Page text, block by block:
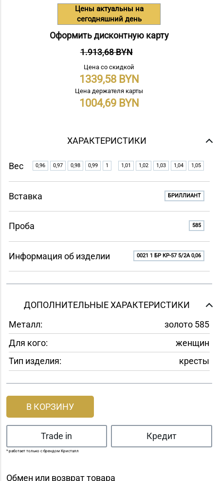
Цены актуальны на
сегодняшний день
Оформить дисконтную карту
1.913,68 BYN
Цена со скидкой
1339,58
Цена держателя карты
1004,69
ХАРАКТЕРИСТИКИ
Вес 0,96 0,97 0,98 0,99 1 1,01 1,02 1,03 1,04 1,05
Вставка БРИЛЛИАНТ
Проба 585
Информация об изделии 0021 1 БР КР-57 5/2A 0,06
ДОПОЛНИТЕЛЬНЫЕ ХАРАКТЕРИСТИКИ
Металл:
золото 585
Для кого:
женщин
Тип изделия:
кресты
В КОРЗИНУ
Trade in Кредит
* работает только с брендом Кристалл
Обмен или возврат товара